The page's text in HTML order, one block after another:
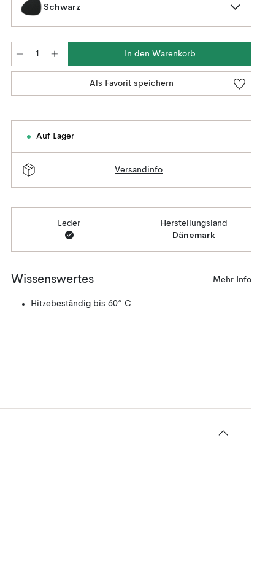
Schwarz
In den Warenkorb
Als Favorit speichern
Auf Lager
Versandinfo
Leder Herstellungsland
Dänemark
Wissenswertes Mehr Info
Hitzebeständig bis 60° C